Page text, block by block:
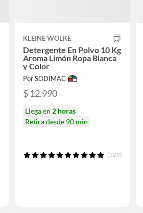
KLEINE WOLKE
Detergente En Polvo 10 Kg
Aroma Limón Ropa Blanca
y Color
Por SODIMAC
$ 12.990
Llega en 2 horas
Retira desde 90 min
(529)